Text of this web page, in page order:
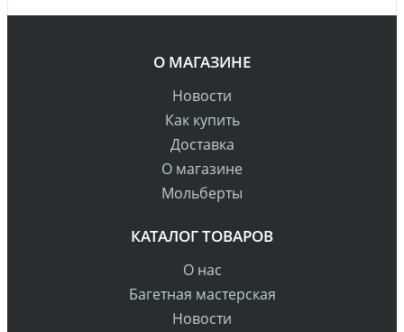
О МАГАЗИНЕ
Новости
Как купить
Доставка
О магазине
Мольберты
КАТАЛОГ ТОВАРОВ
О нас
Багетная мастерская
Новости